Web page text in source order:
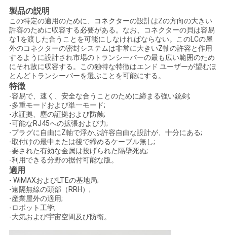
連
絡
し
な
さ
い
ニ
ュ
ー
ス
製品の説明
この特定の適用のために、コネクターの設計はZの方向の大きい
許容のために収容する必要がある。なお、コネクターの貝は容易
な1を渡した合うことを可能にしなければならない。このLCの屋
外のコネクターの密封システムは非常に大きいZ軸の許容と作用
するように設計され市場のトランシーバーの最も広い範囲のため
にそれ故に収容する。この独特な特徴はエンド ユーザーが望むほ
とんどトランシーバーを選ぶことを可能にする。
特徴
-容易で、速く、安全な合うことのために締まる強い銃剣;
-多重モードおよび単一モード;
-水証拠、塵の証拠および防蝕;
-可能なRJ45への拡張および力;
-プラグに自由にZ軸で浮かぶ許容自由な設計が、十分にある;
-取付けの最中または後で締めるケーブル無し;
-要された有効な金属は投げられた隔壁死ぬ;
-利用できる分野の据付可能な版。
適用
- WiMAXおよびLTEの基地局;
-遠隔無線の頭部（RRH）;
-産業屋外の適用;
-ロボット工学;
-大気および宇宙空間及び防衛。